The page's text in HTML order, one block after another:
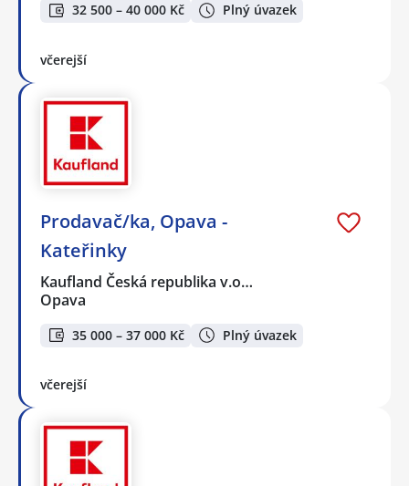
32 500 – 40 000 Kč Plný úvazek
včerejší
Prodavač/ka, Opava -
Kateřinky
Kaufland Česká republika v.o…
Opava
35 000 – 37 000 Kč Plný úvazek
včerejší